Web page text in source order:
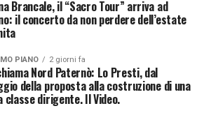
Brancale, il “Sacro Tour” arriva ad
il concerto da non perdere dell’estate
PIANO 2 giorni fa
Nord Paternò: Lo Presti, dal
della proposta alla costruzione di una
classe dirigente. Il Video.